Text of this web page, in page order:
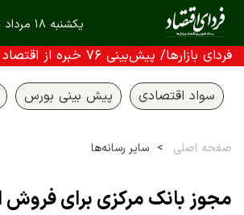
یکشنبه ۱۸ مرداد ۱۴۰۵
فردای بازارها/ پیش‌بینی ۷۶ خبره از اقتصاد و بازارها
سواد اقتصادی پیش بینی بورس
صفحه اصلی سایر رسانه‌ها
مجوز بانک مرکزی برای